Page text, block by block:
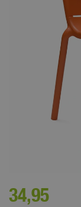
34,95